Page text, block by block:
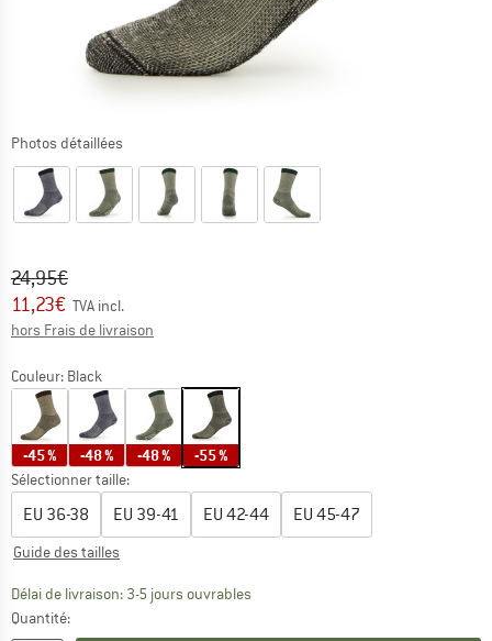
Photos détaillées
Prix initial :
24,95€
Prix:
11,23€ TVA incl.
hors Frais de livraison
Couleur: Black
-45 % -48 % -48 % -55 %
Sélectionner taille:
EU 36-38 EU 39-41 EU 42-44 EU 45-47
Guide des tailles
Délai de livraison: 3-5 jours ouvrablesLe lien s'ouvre dans une boîte
Quantité: